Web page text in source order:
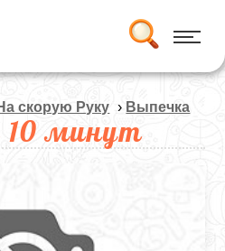
скорую Руку › Выпечка
10 минут